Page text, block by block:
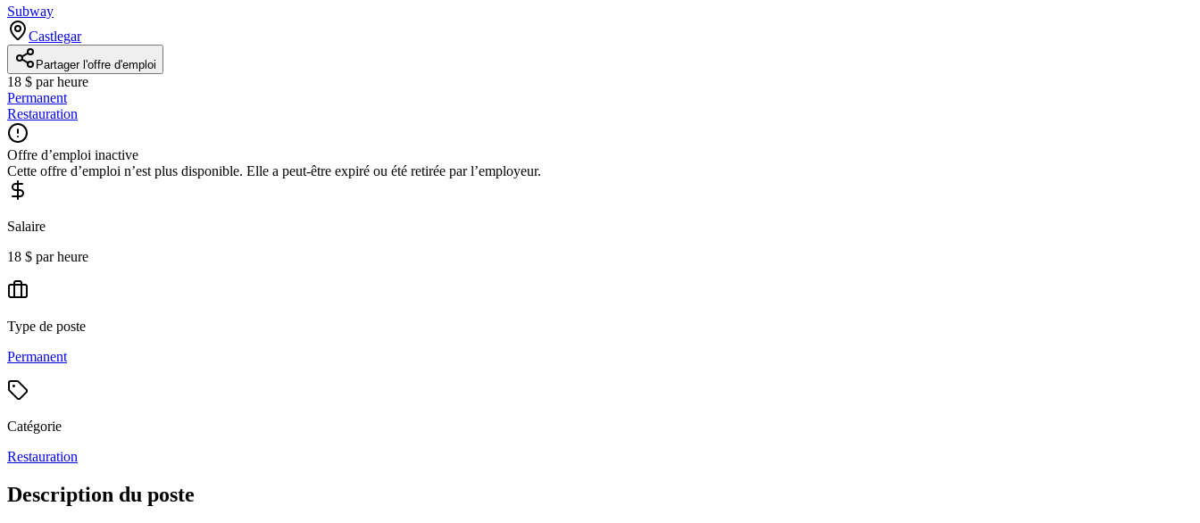
Subway
Castlegar
Partager l'offre d'emploi
18 $ par heure
Permanent
Restauration
Offre d’emploi inactive
Cette offre d’emploi n’est plus disponible. Elle a peut-être expiré ou été retirée par l’employeur.
Salaire
18 $ par heure
Type de poste
Permanent
Catégorie
Restauration
Description du poste